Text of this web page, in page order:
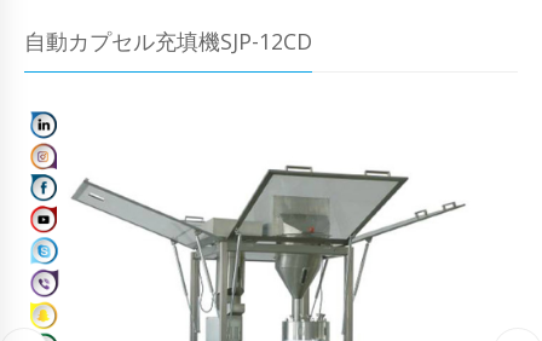
自動カプセル充填機SJP-12CD